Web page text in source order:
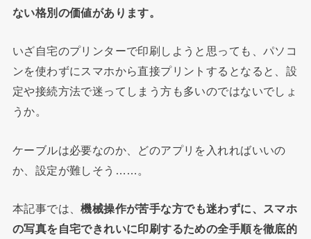
ない格別の価値があります。
いざ自宅のプリンターで印刷しようと思っても、パソコ
ンを使わずにスマホから直接プリントするとなると、設
定や接続方法で迷ってしまう方も多いのではないでしょ
うか。
ケーブルは必要なのか、どのアプリを入れればいいの
か、設定が難しそう……。
本記事では、機械操作が苦手な方でも迷わずに、スマホ
の写真を自宅できれいに印刷するための全手順を徹底的